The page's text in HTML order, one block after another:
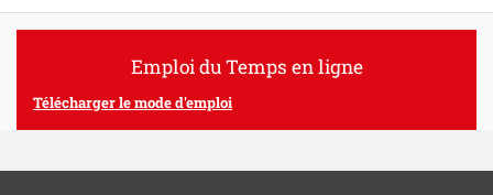
Emploi du Temps en ligne
Télécharger le mode d'emploi